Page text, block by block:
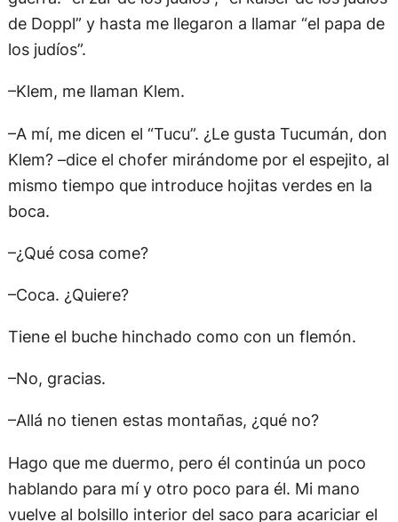
de Doppl” y hasta me llegaron a llamar “el papa de
los judíos”.
–Klem, me llaman Klem.
–A mí, me dicen el “Tucu”. ¿Le gusta Tucumán, don
Klem? –dice el chofer mirándome por el espejito, al
mismo tiempo que introduce hojitas verdes en la
boca.
–¿Qué cosa come?
–Coca. ¿Quiere?
Tiene el buche hinchado como con un flemón.
–No, gracias.
–Allá no tienen estas montañas, ¿qué no?
Hago que me duermo, pero él continúa un poco
hablando para mí y otro poco para él. Mi mano
vuelve al bolsillo interior del saco para acariciar el